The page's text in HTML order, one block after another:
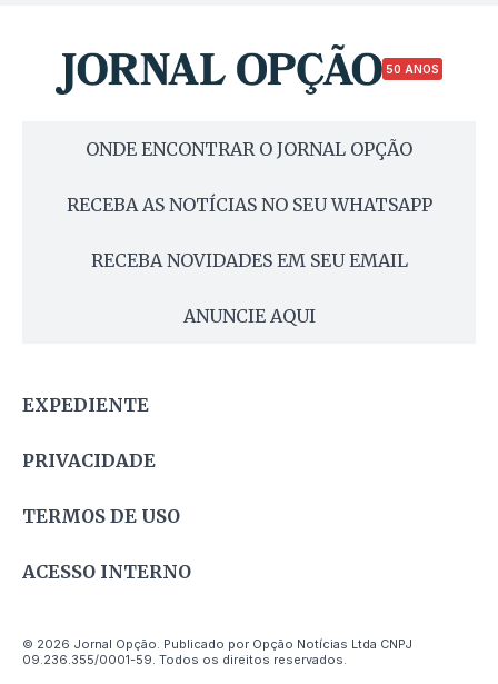
50 ANOS
ONDE ENCONTRAR O JORNAL OPÇÃO
RECEBA AS NOTÍCIAS NO SEU WHATSAPP
RECEBA NOVIDADES EM SEU EMAIL
ANUNCIE AQUI
EXPEDIENTE
PRIVACIDADE
TERMOS DE USO
ACESSO INTERNO
© 2026 Jornal Opção. Publicado por Opção Notícias Ltda CNPJ
09.236.355/0001-59. Todos os direitos reservados.